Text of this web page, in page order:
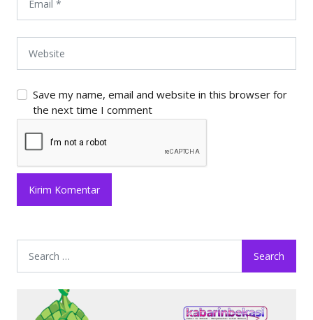
Save my name, email and website in this browser for
the next time I comment